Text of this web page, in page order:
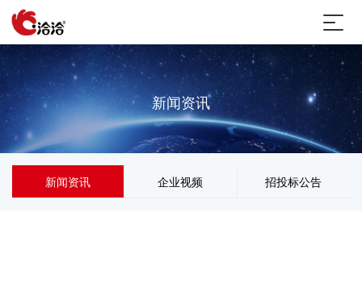
新闻资讯
新闻资讯 企业视频 招投标公告